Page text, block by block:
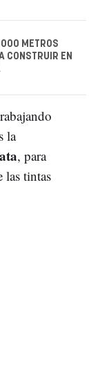
METROS
CONSTRUIR EN
la
, para
las tintas